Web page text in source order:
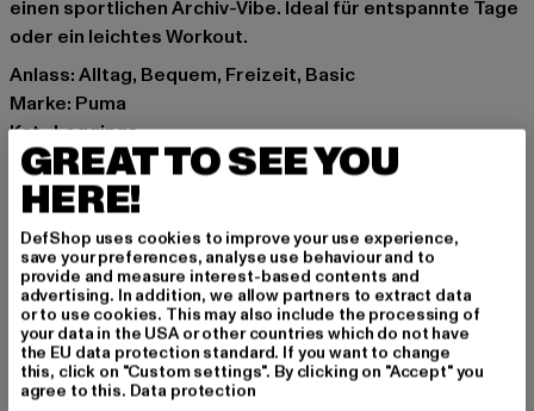
einen sportlichen Archiv-Vibe. Ideal für entspannte Tage
oder ein leichtes Workout.
Anlass: Alltag, Bequem, Freizeit, Basic
Marke: Puma
Kat.: Leggings
Farbe: schwarz
Hersteller Farbe: black
Materialzusammensetzung: 90% Baumwolle, 10%
Elasthan
Art.Nr: 620259-00007
Hersteller: PUMA Europe GmbH |service@puma.com
PUMA Way 1 | 91074 Herzogenaurach | DE
GREAT TO SEE YOU
HERE!
DefShop uses cookies to improve your use experience,
save your preferences, analyse use behaviour and to
provide and measure interest-based contents and
advertising. In addition, we allow partners to extract data
or to use cookies. This may also include the processing of
your data in the USA or other countries which do not have
the EU data protection standard. If you want to change
this, click on "Custom settings". By clicking on "Accept" you
agree to this. Data protection